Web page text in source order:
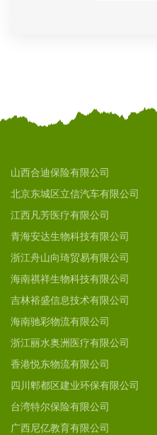
山西合迪保险有限公司
北京东城区立信汽车有限公司
江西凡芳医疗有限公司
青海安达生物科技有限公司
浙江舟山向琦贸易有限公司
海南祺祥生物科技有限公司
吉林裕盛信息技术有限公司
海南驰彩物流有限公司
浙江丽水奥洲医疗有限公司
香港悦东物流有限公司
四川郫都区建业环保有限公司
台湾特尔保险有限公司
广西尼亿教育有限公司